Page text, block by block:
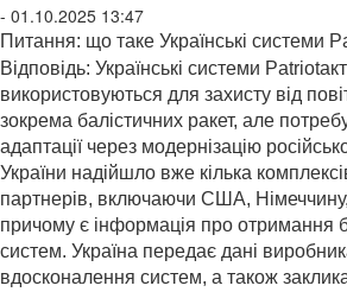
- 01.10.2025 13:47
Питання: що таке Українські системи
Відповідь: Українські системи Patriot
використовуються для захисту від
зокрема балістичних ракет, але
адаптації через модернізацію
України надійшло вже кілька
партнерів, включаючи США, Німеччину,
причому є інформація про отримання
систем. Україна передає дані
вдосконалення систем, а також